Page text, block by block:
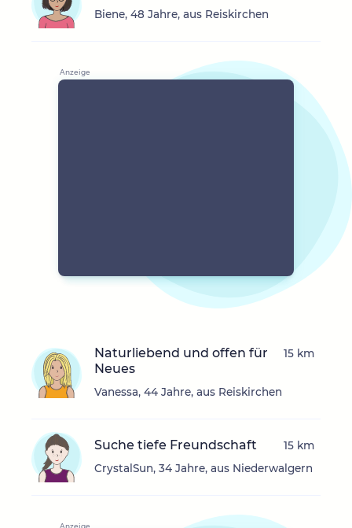
Biene, 48 Jahre, aus Reiskirchen
Naturliebend und offen für
Neues
Vanessa, 44 Jahre, aus Reiskirchen
15 km
Suche tiefe Freundschaft
CrystalSun, 34 Jahre, aus Niederwalgern
15 km